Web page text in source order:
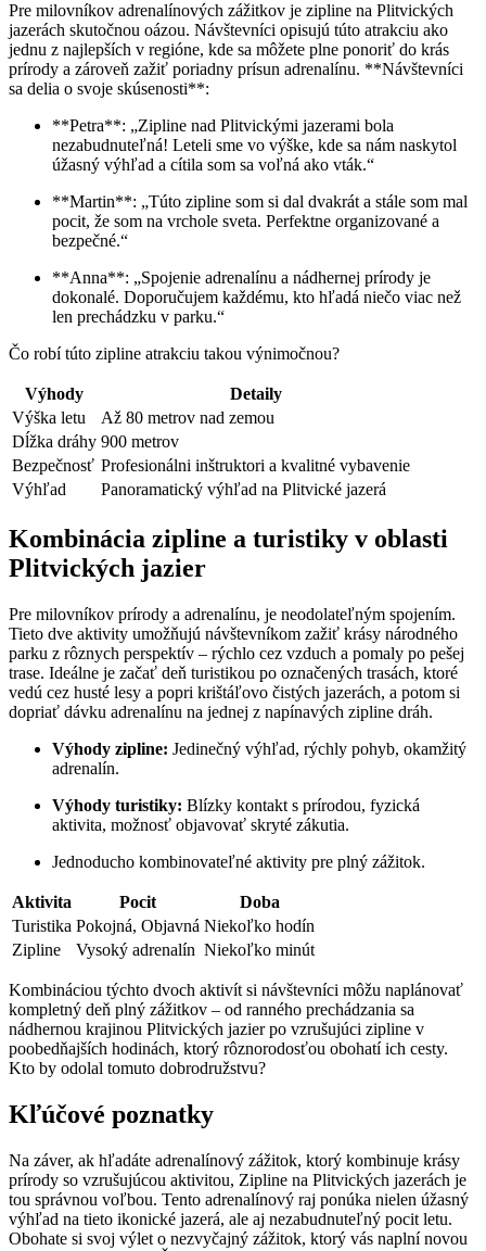
Pre milovníkov adrenalínových zážitkov je zipline na Plitvických
jazerách skutočnou oázou. Návštevníci opisujú túto atrakciu ako
jednu z najlepších v regióne, kde sa môžete plne ponoriť do krás
prírody a zároveň zažiť poriadny prísun adrenalínu. **Návštevníci
sa delia o svoje skúsenosti**:
**Petra**: „Zipline nad Plitvickými jazerami bola
nezabudnuteľná! Leteli sme vo výške, kde sa nám naskytol
úžasný výhľad a cítila som sa voľná ako vták.“
**Martin**: „Túto zipline som si dal dvakrát a stále som mal
pocit, že som na vrchole sveta. Perfektne organizované a
bezpečné.“
**Anna**: „Spojenie adrenalínu a nádhernej prírody je
dokonalé. Doporučujem každému, kto hľadá niečo viac než
len prechádzku v parku.“
Čo robí túto zipline atrakciu takou výnimočnou?
Výhody
Detaily
Výška letu
Až 80 metrov nad zemou
Dĺžka dráhy 900 metrov
Bezpečnosť Profesionálni inštruktori a kvalitné vybavenie
Výhľad
Panoramatický výhľad na Plitvické jazerá
Kombinácia zipline a turistiky v oblasti
Plitvických jazier
Pre milovníkov prírody a adrenalínu, je neodolateľným spojením.
Tieto dve aktivity umožňujú návštevníkom zažiť krásy národného
parku z rôznych perspektív – rýchlo cez vzduch a pomaly po pešej
trase. Ideálne je začať deň turistikou po označených trasách, ktoré
vedú cez husté lesy a popri krištáľovo čistých jazerách, a potom si
dopriať dávku adrenalínu na jednej z napínavých zipline dráh.
Výhody zipline: Jedinečný výhľad, rýchly pohyb, okamžitý
adrenalín.
Výhody turistiky: Blízky kontakt s prírodou, fyzická
aktivita, možnosť objavovať skryté zákutia.
Jednoducho kombinovateľné aktivity pre plný zážitok.
Aktivita Pocit
Doba
Turistika Pokojná, Objavná Niekoľko hodín
Zipline
Vysoký adrenalín Niekoľko minút
Kombináciou týchto dvoch aktivít si návštevníci môžu naplánovať
kompletný deň plný zážitkov – od ranného prechádzania sa
nádhernou krajinou Plitvických jazier po vzrušujúci zipline v
poobedňajších hodinách, ktorý rôznorodosťou obohatí ich cesty.
Kto by odolal tomuto dobrodružstvu?
Kľúčové poznatky
Na záver, ak hľadáte adrenalínový zážitok, ktorý kombinuje krásy
prírody so vzrušujúcou aktivitou, Zipline na Plitvických jazerách je
tou správnou voľbou. Tento adrenalínový raj ponúka nielen úžasný
výhľad na tieto ikonické jazerá, ale aj nezabudnuteľný pocit letu.
Obohate si svoj výlet o nezvyčajný zážitok, ktorý vás naplní novou